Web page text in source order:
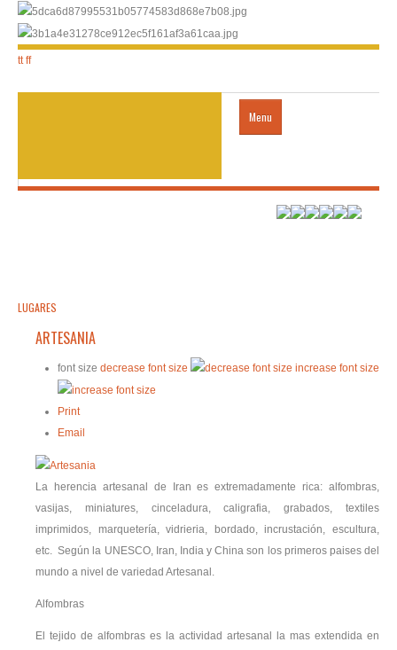
tt ff
Menu
VISA
contactos
LUGARES
ARTESANIA
font size decrease font size increase font size
Print
Email
La herencia artesanal de Iran es extremadamente rica: alfombras,
vasijas, miniatures, cinceladura, caligrafia, grabados, textiles
imprimidos, marquetería, vidrieria, bordado, incrustación, escultura,
etc. Según la UNESCO, Iran, India y China son los primeros paises del
mundo a nivel de variedad Artesanal.
Alfombras
El tejido de alfombras es la actividad artesanal la mas extendida en